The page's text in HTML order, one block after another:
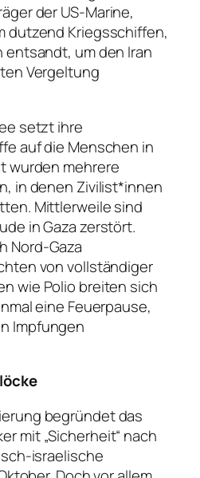
der US-Marine,
dutzend Kriegsschiffen,
entsandt, um den Iran
Vergeltung
setzt ihre
auf die Menschen in
wurden mehrere
in denen Zivilist*innen
Mittlerweile sind
in Gaza zerstört.
Nord-Gaza
von vollständiger
wie Polio breiten sich
eine Feuerpause,
Impfungen
begründet das
mit „Sicherheit“ nach
israelische